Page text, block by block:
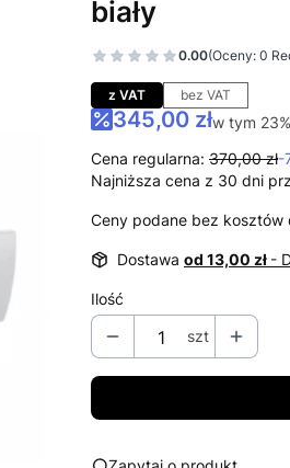
biały
0.00(Oceny: 0
Przejdź do
z VAT bez VAT
345,00 złw tym
w tym 23%
Cena regularna: 370,00 zł-
Najniższa cena z 30 dni
Ceny podane bez kosztów
Dostawa od 13,00 zł -
Ilość
szt